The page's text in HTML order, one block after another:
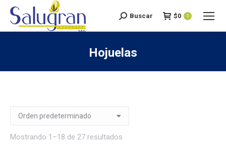
Search:
Buscar $0 0
Hojuelas
Mostrando 1–18 de 27 resultados